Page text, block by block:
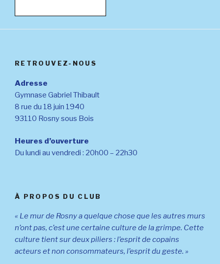
RETROUVEZ-NOUS
Adresse
Gymnase Gabriel Thibault
8 rue du 18 juin 1940
93110 Rosny sous Bois
Heures d’ouverture
Du lundi au vendredi : 20h00 – 22h30
À PROPOS DU CLUB
« Le mur de Rosny a quelque chose que les autres murs
n’ont pas, c’est une certaine culture de la grimpe. Cette
culture tient sur deux piliers : l’esprit de copains
acteurs et non consommateurs, l’esprit du geste. »